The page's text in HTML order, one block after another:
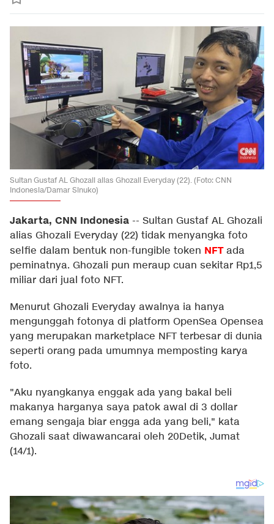
Sultan Gustaf AL Ghozali alias Ghozali Everyday (22). (Foto: CNN
Indonesia/Damar Sinuko)
Jakarta, CNN Indonesia -- Sultan Gustaf AL Ghozali
alias Ghozali Everyday (22) tidak menyangka foto
selfie dalam bentuk non-fungible token NFTada
peminatnya. Ghozali pun meraup cuan sekitar Rp1,5
miliar dari jual foto NFT.
Menurut Ghozali Everyday awalnya ia hanya
mengunggah fotonya di platform OpenSea Opensea
yang merupakan marketplace NFT terbesar di dunia
seperti orang pada umumnya memposting karya
foto.
"Aku nyangkanya enggak ada yang bakal beli
makanya harganya saya patok awal di 3 dollar
emang sengaja biar engga ada yang beli," kata
Ghozali saat diwawancarai oleh 20Detik, Jumat
(14/1).